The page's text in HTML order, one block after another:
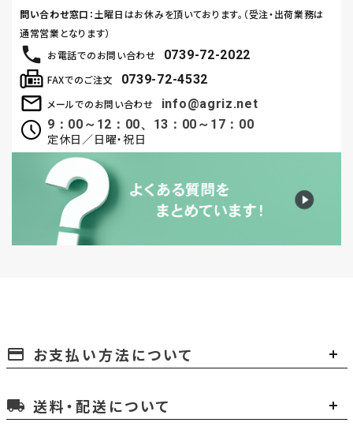
お電話でのお問い合わせ 0739-72-2022
メールでのお問い合わせ
info@agriz.net
9：00～12：00、13：00～17：00
定休日／日曜・祝日
FAXでのご注文 0739-72-4532
問い合わせ窓口 ：土曜日はお休みを頂いております。（受注・出荷業務は
通常営業となります）
payment お支払い方法について
local_shipping 送料・配送について